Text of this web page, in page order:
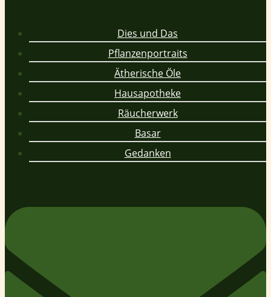
Dies und Das
Pflanzenportraits
Ätherische Öle
Hausapotheke
Räucherwerk
Basar
Gedanken